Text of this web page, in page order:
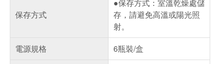
保存方式
●保存方式：室溫乾燥處儲
存，請避免高溫或陽光照
射。
電源規格
6瓶裝/盒